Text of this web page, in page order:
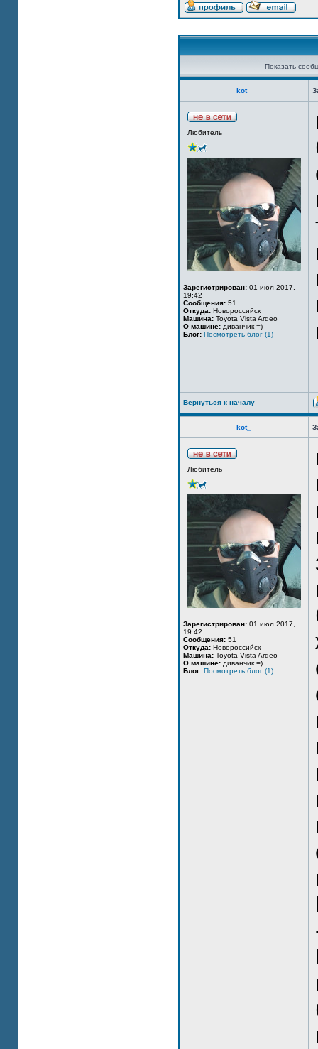
Показать
kot_
Любитель
Зарегистрирован: 01 июл 2017,
19:42
Сообщения: 51
Откуда: Новороссийск
Машина: Toyota Vista Ardeo
О машине: диванчик =)
Блог: Посмотреть блог (1)
Вернуться к началу
kot_
Любитель
Зарегистрирован: 01 июл 2017,
19:42
Сообщения: 51
Откуда: Новороссийск
Машина: Toyota Vista Ardeo
О машине: диванчик =)
Блог: Посмотреть блог (1)